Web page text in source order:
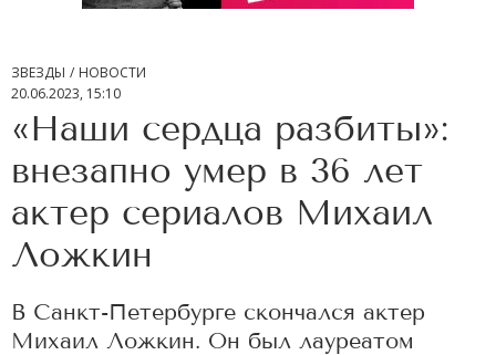
ЗВЕЗДЫ
НОВОСТИ
20.06.2023, 15:10
«Наши сердца разбиты»:
внезапно умер в 36 лет
актер сериалов Михаил
Ложкин
В Санкт-Петербурге скончался актер
Михаил Ложкин. Он был лауреатом